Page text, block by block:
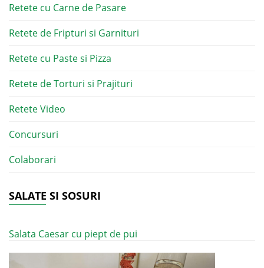
Retete cu Carne de Pasare
Retete de Fripturi si Garnituri
Retete cu Paste si Pizza
Retete de Torturi si Prajituri
Retete Video
Concursuri
Colaborari
SALATE SI SOSURI
Salata Caesar cu piept de pui